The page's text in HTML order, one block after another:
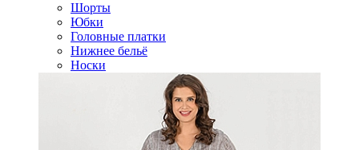
Шорты
Юбки
Головные платки
Нижнее бельё
Носки